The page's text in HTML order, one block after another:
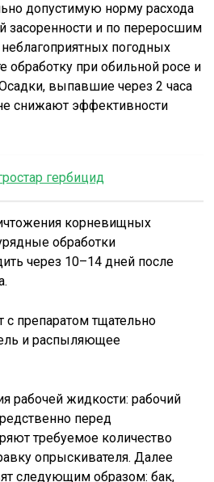
допустимую норму расхода
засоренности и по переросшим
погодных
обработку при обильной росе и
выпавшие через 2 часа
снижают эффективности
гербицид
корневищных
обработки
через 10–14 дней после
с препаратом тщательно
и распыляющее
рабочей жидкости: рабочий
перед
требуемое количество
опрыскивателя. Далее
следующим образом: бак,